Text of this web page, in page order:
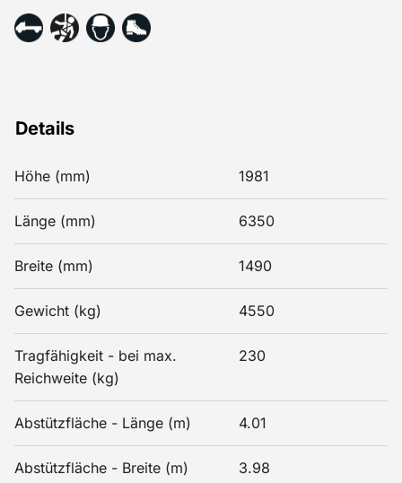
Details
Höhe (mm) 1981
Länge (mm) 6350
Breite (mm) 1490
Gewicht (kg) 4550
Tragfähigkeit - bei max.
Reichweite (kg)
230
Abstützfläche - Länge (m) 4.01
Abstützfläche - Breite (m) 3.98